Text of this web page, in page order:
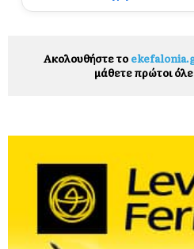
Ακολουθήστε το
μάθετε πρώτοι